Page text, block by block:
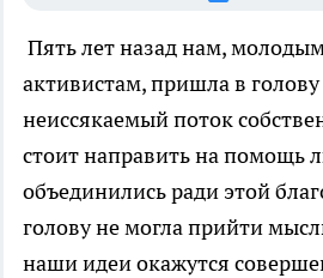
Пять лет назад нам,
активистам, пришла в
неиссякаемый поток
стоит направить на
объединились ради этой
голову не могла прийти
наши идеи окажутся